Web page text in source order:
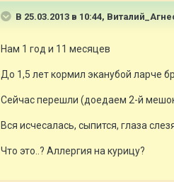
В 25.03.2013 в 10:44,
Нам 1 год и 11 месяцев
До 1,5 лет кормил эканубой ларче
Сейчас перешли (доедаем 2-й
Вся исчесалась, сыпится, глаза
Что это..? Аллергия на курицу?